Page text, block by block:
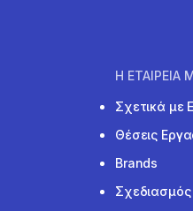
Η ΕΤΑΙΡΕΙΑ
Σχετικά με
Θέσεις
Brands